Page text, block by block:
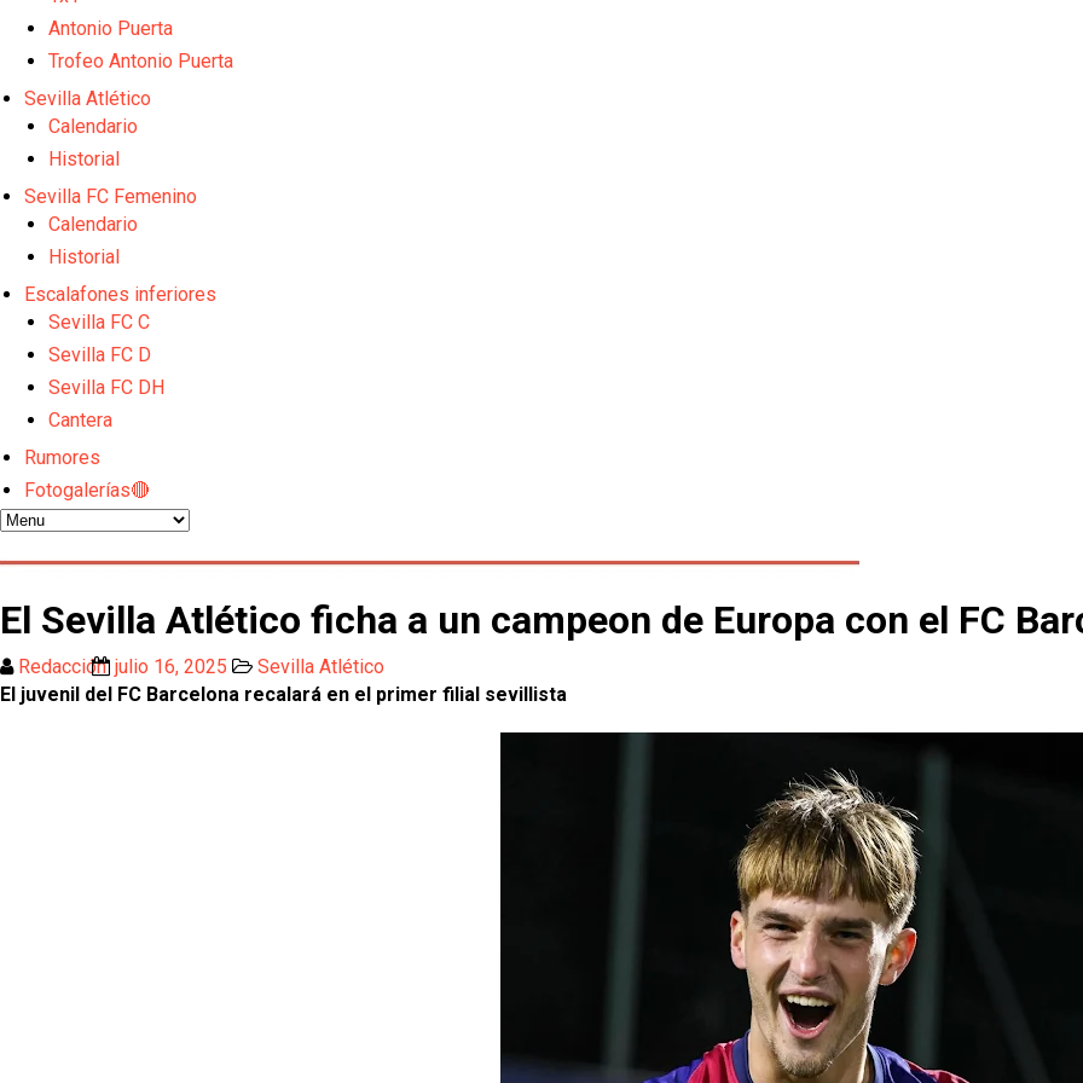
Oso es el siguiente en la lista para salir
Banquillos confirmados: así queda la cantera del Sevilla Femenino para la 2026/27
Previa | El Sevilla FC cierra la pretemporada con el exigente choque ante el Bayer Leverkusen
Antonio Puerta
Trofeo Antonio Puerta
Sevilla Atlético
Calendario
Historial
Sevilla FC Femenino
Calendario
Historial
Escalafones inferiores
Sevilla FC C
Sevilla FC D
Sevilla FC DH
Cantera
Rumores
Fotogalerías🔴
El Sevilla Atlético ficha a un campeon de Europa con el FC
Redacción julio 16, 2025
Sevilla Atlético
El juvenil del FC Barcelona recalará en el primer filial sevillista